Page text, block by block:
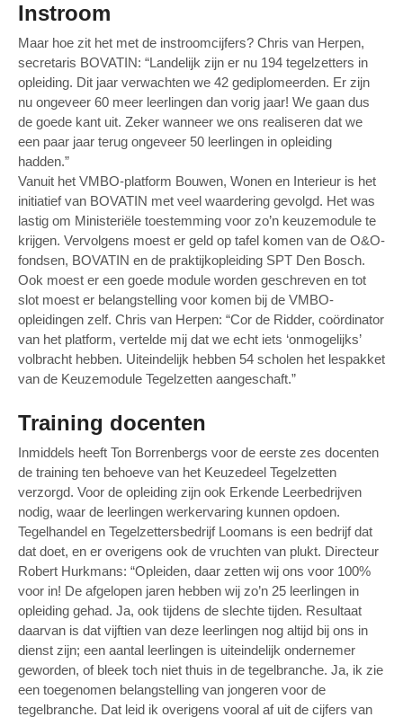
Instroom
Maar hoe zit het met de instroomcijfers? Chris van Herpen,
secretaris BOVATIN: “Landelijk zijn er nu 194 tegelzetters in
opleiding. Dit jaar verwachten we 42 gediplomeerden. Er zijn
nu ongeveer 60 meer leerlingen dan vorig jaar! We gaan dus
de goede kant uit. Zeker wanneer we ons realiseren dat we
een paar jaar terug ongeveer 50 leerlingen in opleiding
hadden.”
Vanuit het VMBO-platform Bouwen, Wonen en Interieur is het
initiatief van BOVATIN met veel waardering gevolgd. Het was
lastig om Ministeriële toestemming voor zo’n keuzemodule te
krijgen. Vervolgens moest er geld op tafel komen van de O&O-
fondsen, BOVATIN en de praktijkopleiding SPT Den Bosch.
Ook moest er een goede module worden geschreven en tot
slot moest er belangstelling voor komen bij de VMBO-
opleidingen zelf. Chris van Herpen: “Cor de Ridder, coördinator
van het platform, vertelde mij dat we echt iets ‘onmogelijks’
volbracht hebben. Uiteindelijk hebben 54 scholen het lespakket
van de Keuzemodule Tegelzetten aangeschaft.”
Training docenten
Inmiddels heeft Ton Borrenbergs voor de eerste zes docenten
de training ten behoeve van het Keuzedeel Tegelzetten
verzorgd. Voor de opleiding zijn ook Erkende Leerbedrijven
nodig, waar de leerlingen werkervaring kunnen opdoen.
Tegelhandel en Tegelzettersbedrijf Loomans is een bedrijf dat
dat doet, en er overigens ook de vruchten van plukt. Directeur
Robert Hurkmans: “Opleiden, daar zetten wij ons voor 100%
voor in! De afgelopen jaren hebben wij zo’n 25 leerlingen in
opleiding gehad. Ja, ook tijdens de slechte tijden. Resultaat
daarvan is dat vijftien van deze leerlingen nog altijd bij ons in
dienst zijn; een aantal leerlingen is uiteindelijk ondernemer
geworden, of bleek toch niet thuis in de tegelbranche. Ja, ik zie
een toegenomen belangstelling van jongeren voor de
tegelbranche. Dat leid ik overigens vooral af uit de cijfers van